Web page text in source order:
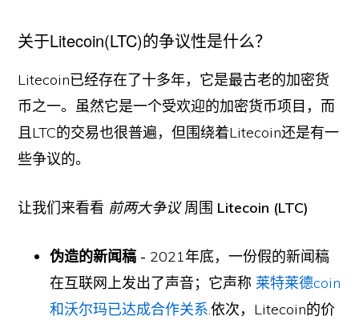
关于Litecoin(LTC)的争议性是什么？
Litecoin已经存在了十多年，它是最古老的加密货
币之一。虽然它是一个受欢迎的加密货币项目，而
且LTC的交易也很普遍，但围绕着Litecoin还是有一
些争议的。
让我们来看看 前两大争议周围 Litecoin (LTC)
伪造的新闻稿 - 2021年底，一份假的新闻稿
在互联网上发出了声音；它声称 莱特莱德coin
和沃尔玛已达成合作关系.依次，Litecoin的价